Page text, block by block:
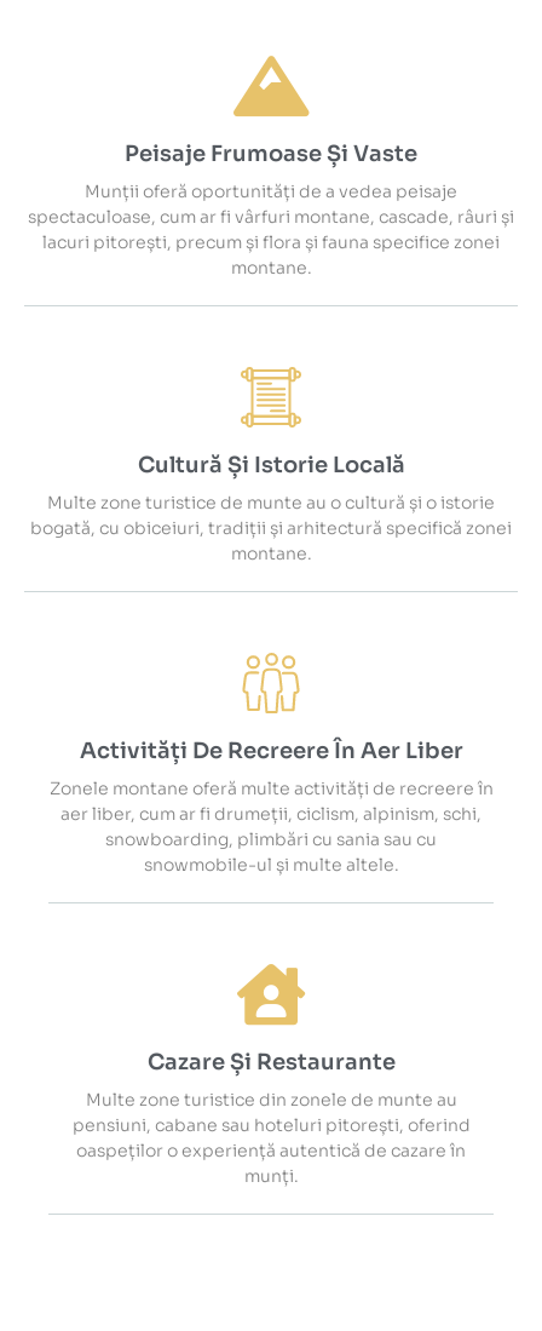
Peisaje Frumoase Și Vaste
Munții oferă oportunități de a vedea peisaje
spectaculoase, cum ar fi vârfuri montane, cascade, râuri și
lacuri pitorești, precum și flora și fauna specifice zonei
montane.
Cultură Și Istorie Locală
Multe zone turistice de munte au o cultură și o istorie
bogată, cu obiceiuri, tradiții și arhitectură specifică zonei
montane.
Activități De Recreere În Aer Liber
Zonele montane oferă multe activități de recreere în
aer liber, cum ar fi drumeții, ciclism, alpinism, schi,
snowboarding, plimbări cu sania sau cu
snowmobile-ul și multe altele.
Cazare Și Restaurante
Multe zone turistice din zonele de munte au
pensiuni, cabane sau hoteluri pitorești, oferind
oaspeților o experiență autentică de cazare în
munți.